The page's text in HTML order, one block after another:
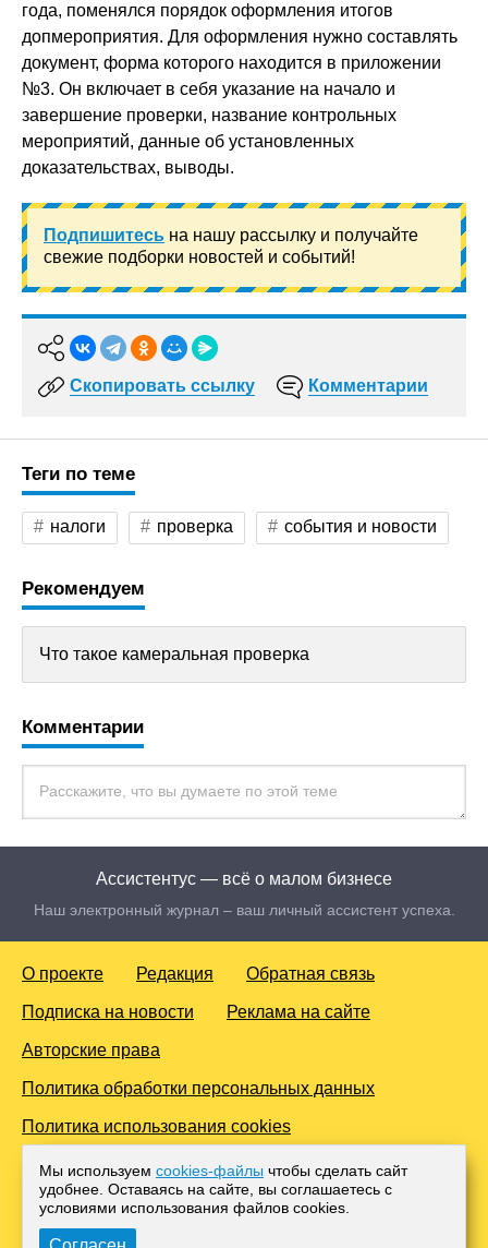
года, поменялся порядок оформления итогов
допмероприятия. Для оформления нужно составлять
документ, форма которого находится в приложении
№3. Он включает в себя указание на начало и
завершение проверки, название контрольных
мероприятий, данные об установленных
доказательствах, выводы.
Подпишитесь на нашу рассылку и получайте
свежие подборки новостей и событий!
Скопировать ссылку Комментарии
Теги по теме
налоги проверка события и новости
Рекомендуем
Что такое камеральная проверка
Комментарии
Ассистентус — всё о малом бизнесе
Наш электронный журнал – ваш личный ассистент успеха.
О проекте Редакция Обратная связь
Подписка на новости Реклама на сайте
Авторские права
Политика обработки персональных данных
Политика использования cookies
© 2016-2026 Все права защищены. Для лиц старше 18 лет.
Любое копирование материалов и тиражирование в сети
Интернет, либо печатных изданиях без согласования с
Администрацией проекта, преследуется законом.
Мы используем cookies-файлы чтобы сделать сайт
удобнее. Оставаясь на сайте, вы соглашаетесь с
условиями использования файлов cооkies.